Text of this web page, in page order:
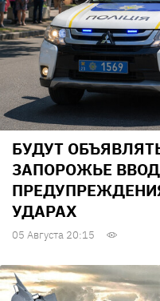
БУДУТ
ЗАПОРОЖЬЕ
УДАРАХ
05 Августа 20:15